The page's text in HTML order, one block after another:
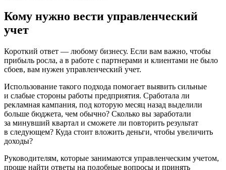
Кому нужно вести управленческий
учет
Короткий ответ — любому бизнесу. Если вам важно, чтобы
прибыль росла, а в работе с партнерами и клиентами не было
сбоев, вам нужен управленческий учет.
Использование такого подхода помогает выявить сильные
и слабые стороны работы предприятия. Сработала ли
рекламная кампания, под которую месяц назад выделили
больше бюджета, чем обычно? Сколько вы заработали
за минувший квартал и сможете ли повторить результат
в следующем? Куда стоит вложить деньги, чтобы увеличить
доходы?
Руководителям, которые занимаются управленческим учетом,
проще найти ответы на подобные вопросы и принять